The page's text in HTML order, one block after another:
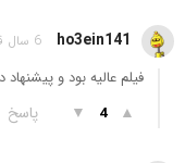
ho3ein141 6 سال قبل
فیلم عالیه بود و پیشنهاد
▲
4
▼ پاسخ